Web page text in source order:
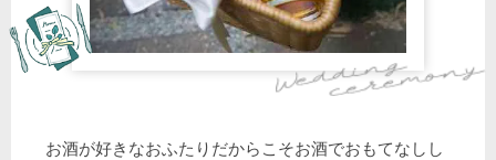
お酒が好きなおふたりだからこそお酒でおもてなしし